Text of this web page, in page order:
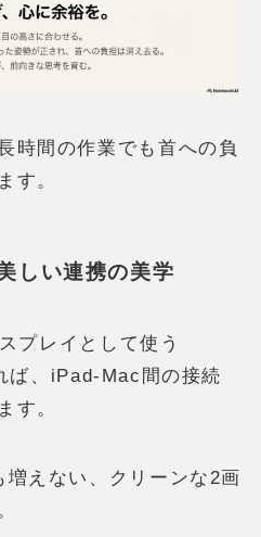
時間の作業でも首への負
す。
しい連携の美学
プレイとして使う
ば、iPad-Mac間の接続
す。
えない、クリーンな2画